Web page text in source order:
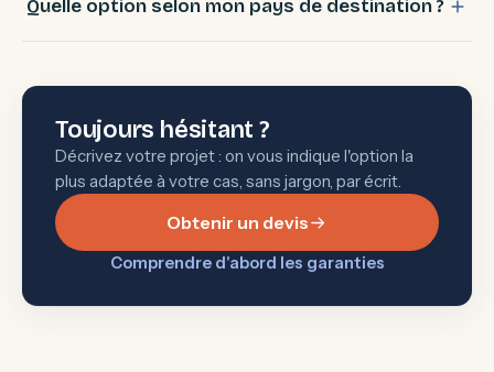
Quelle option selon mon pays de destination ?
Toujours hésitant ?
Décrivez votre projet : on vous indique l'option la
plus adaptée à votre cas, sans jargon, par écrit.
Obtenir un devis
Comprendre d'abord les garanties